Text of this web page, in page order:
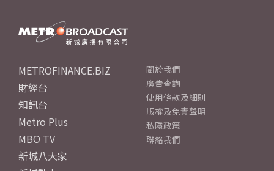
METROFINANCE.BIZ
財經台
知訊台
Metro Plus
MBO TV
新城八大家
關於我們
廣告查詢
使用條款及細則
版權及免責聲明
私隱政策
聯絡我們